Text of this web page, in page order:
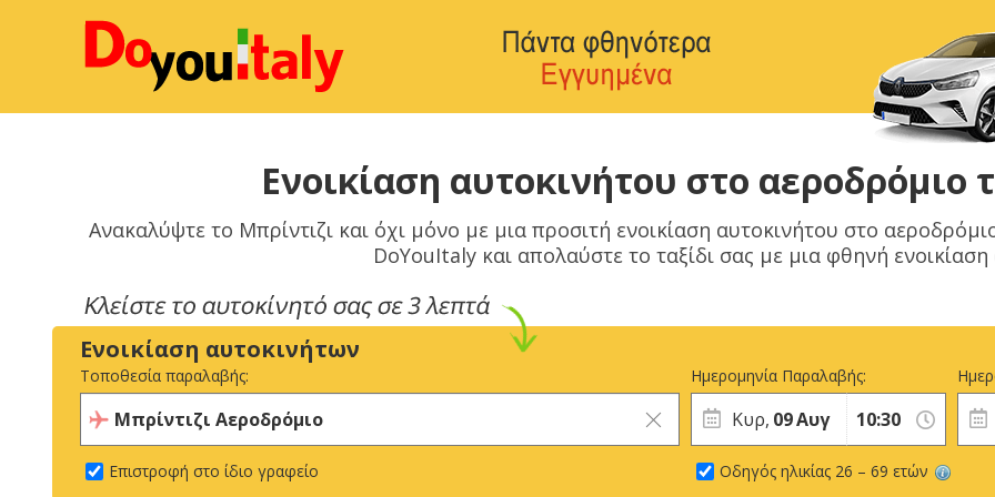
Ενοικίαση αυτοκινήτου στο αεροδρόμιο
Ανακαλύψτε το Μπρίντιζι και όχι μόνο με μια προσιτή ενοικίαση αυτοκινήτου στο
DoYouItaly και απολαύστε το ταξίδι σας με μια φθηνή ενοικίαση
Ενοικίαση αυτοκινήτων
Τοποθεσία παραλαβής:
Επιστροφή στο ίδιο γραφείο
Ημερομηνία Παραλαβής:
Κυρ, 09Αυγ
Οδηγός ηλικίας 26 – 69 ετών